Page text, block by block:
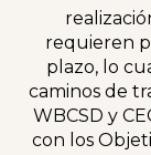
requieren
plazo, lo
caminos de
WBCSD y
con los